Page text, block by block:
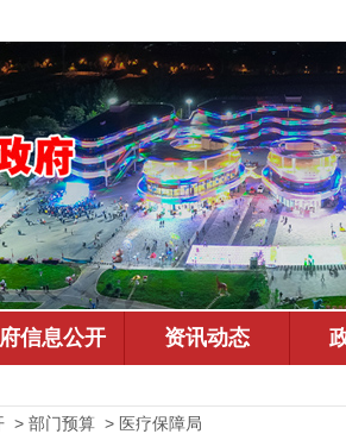
> 部门预算 > 医疗保障局